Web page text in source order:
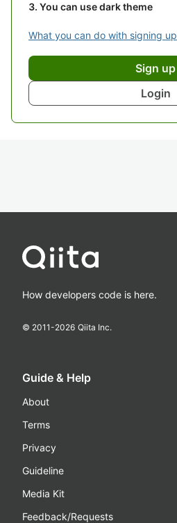
You can use dark theme
What you can do with signing up
Sign up
Login
How developers code is here.
© 2011-2026 Qiita Inc.
Guide & Help
About
Terms
Privacy
Guideline
Media Kit
Feedback/Requests